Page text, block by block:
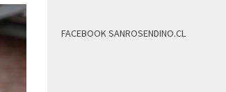
FACEBOOK SANROSENDINO.CL